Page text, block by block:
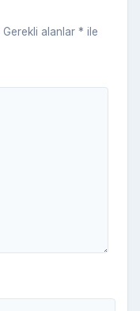
Gerekli alanlar * ile